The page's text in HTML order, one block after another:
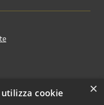
×
cookie